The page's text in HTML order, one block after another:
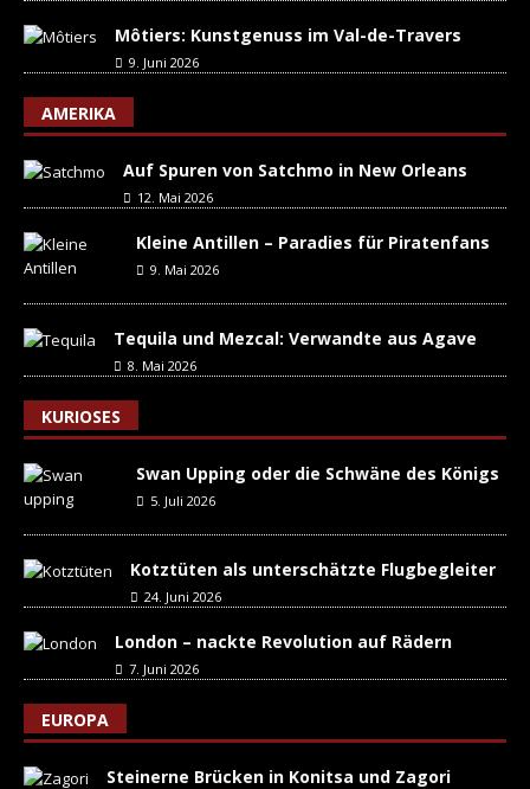
Môtiers: Kunstgenuss im Val-de-Travers
9. Juni 2026
AMERIKA
Auf Spuren von Satchmo in New Orleans
12. Mai 2026
Kleine Antillen – Paradies für Piratenfans
9. Mai 2026
Tequila und Mezcal: Verwandte aus Agave
8. Mai 2026
KURIOSES
Swan Upping oder die Schwäne des Königs
5. Juli 2026
Kotztüten als unterschätzte Flugbegleiter
24. Juni 2026
London – nackte Revolution auf Rädern
7. Juni 2026
EUROPA
Steinerne Brücken in Konitsa und Zagori